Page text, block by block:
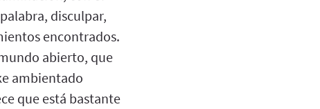
disculpar,
encontrados.
abierto, que
ambientado
que está bastante